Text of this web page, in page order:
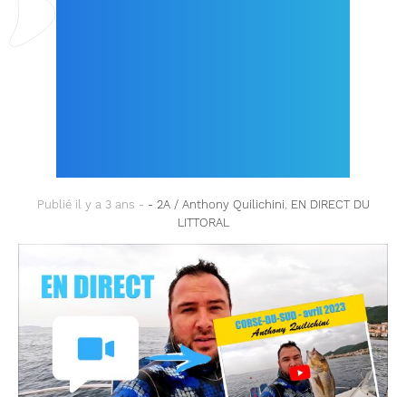
Publié il y a 3 ans - - 2A / Anthony Quilichini, EN DIRECT DU
LITTORAL